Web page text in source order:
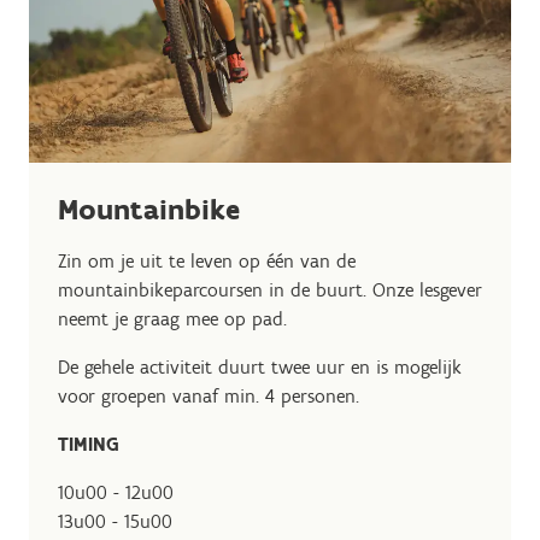
Mountainbike
Zin om je uit te leven op één van de
mountainbikeparcoursen in de buurt. Onze lesgever
neemt je graag mee op pad.
De gehele activiteit duurt twee uur en is mogelijk
voor groepen vanaf min. 4 personen.
TIMING
10u00 - 12u00
13u00 - 15u00